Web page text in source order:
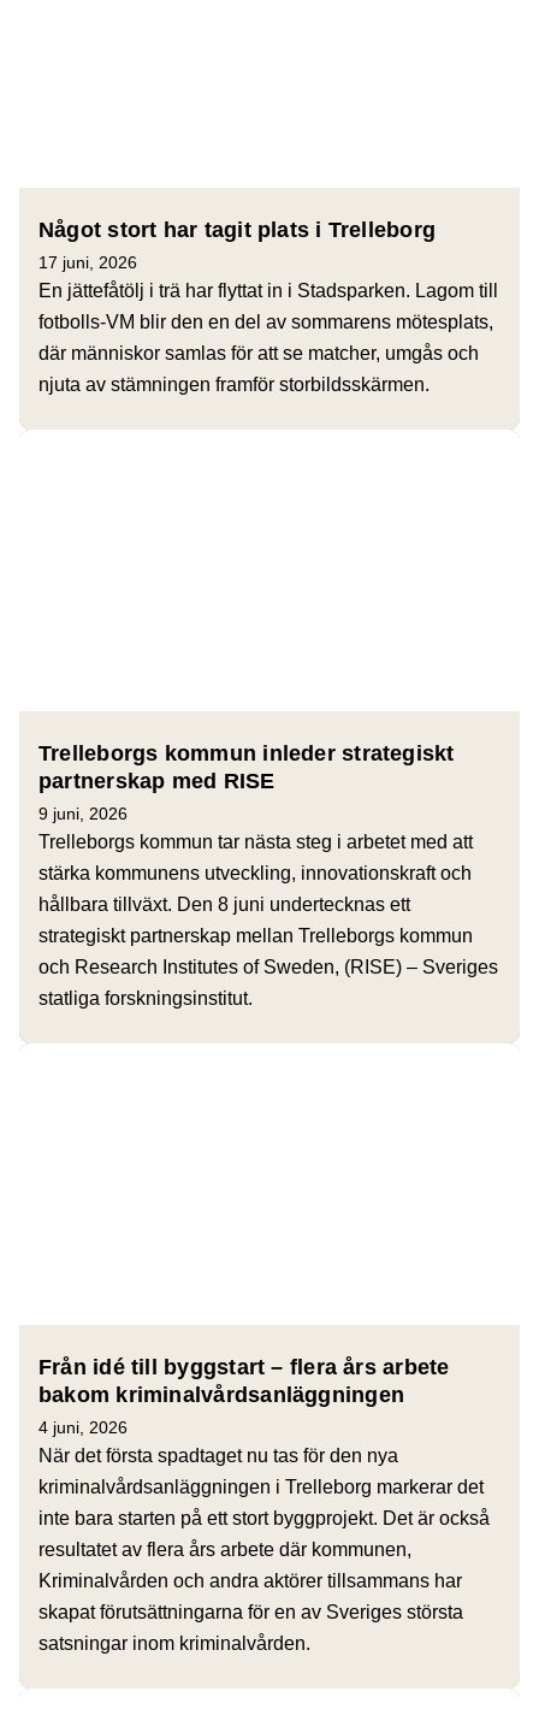
Något stort har tagit plats i Trelleborg
17 juni, 2026
En jättefåtölj i trä har flyttat in i Stadsparken. Lagom till
fotbolls-VM blir den en del av sommarens mötesplats,
där människor samlas för att se matcher, umgås och
njuta av stämningen framför storbildsskärmen.
Trelleborgs kommun inleder strategiskt
partnerskap med RISE
9 juni, 2026
Trelleborgs kommun tar nästa steg i arbetet med att
stärka kommunens utveckling, innovationskraft och
hållbara tillväxt. Den 8 juni undertecknas ett
strategiskt partnerskap mellan Trelleborgs kommun
och Research Institutes of Sweden, (RISE) – Sveriges
statliga forskningsinstitut.
Från idé till byggstart – flera års arbete
bakom kriminalvårdsanläggningen
4 juni, 2026
När det första spadtaget nu tas för den nya
kriminalvårdsanläggningen i Trelleborg markerar det
inte bara starten på ett stort byggprojekt. Det är också
resultatet av flera års arbete där kommunen,
Kriminalvården och andra aktörer tillsammans har
skapat förutsättningarna för en av Sveriges största
satsningar inom kriminalvården.